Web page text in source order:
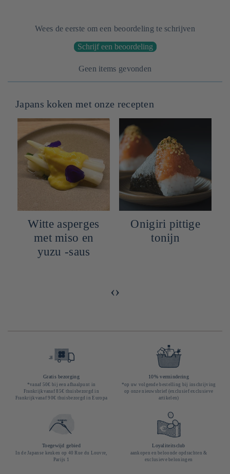
Wees de eerste om een beoordeling te schrijven
Schrijf een beoordeling
Geen items gevonden
Japans koken met onze recepten
Witte asperges
met miso en
yuzu -saus
Onigiri pittige
tonijn
‹›
Gratis bezorging
*vanaf 50€ bij een afhaalpunt in
Frankrijkvanaf 85€ thuisbezorgd in
Frankrijkvanaf 90€ thuisbezorgd in Europa
10% vermindering
*op uw volgende bestelling bij inschrijving
op onze nieuwsbrief (exclusief exclusieve
artikelen)
Toegewijd gebied
In de Japanse keuken op 40 Rue du Louvre,
Parijs 1
Loyaliteitsclub
aankopen en beloonde opdrachten &
exclusieve beloningen